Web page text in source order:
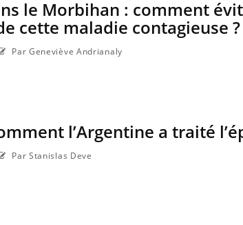
le Morbihan : comment
cette maladie contagieuse ?
Par Geneviève Andrianaly
l’Argentine a traité
Par Stanislas Deve